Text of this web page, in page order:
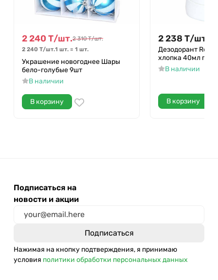
2 240 Т/шт.2 310 Т/шт.
2 240 Т/шт.1 шт. = 1 шт.
Украшение новогоднее Шары
бело-голубые 9шт
В наличии
В корзину
2 238 Т/шт.
Дезодорант
хлопка 40мл пэт
В наличии
В корзину
Подписаться на
новости и акции
Нажимая на кнопку подтверждения, я принимаю
условия политики обработки персональных данных